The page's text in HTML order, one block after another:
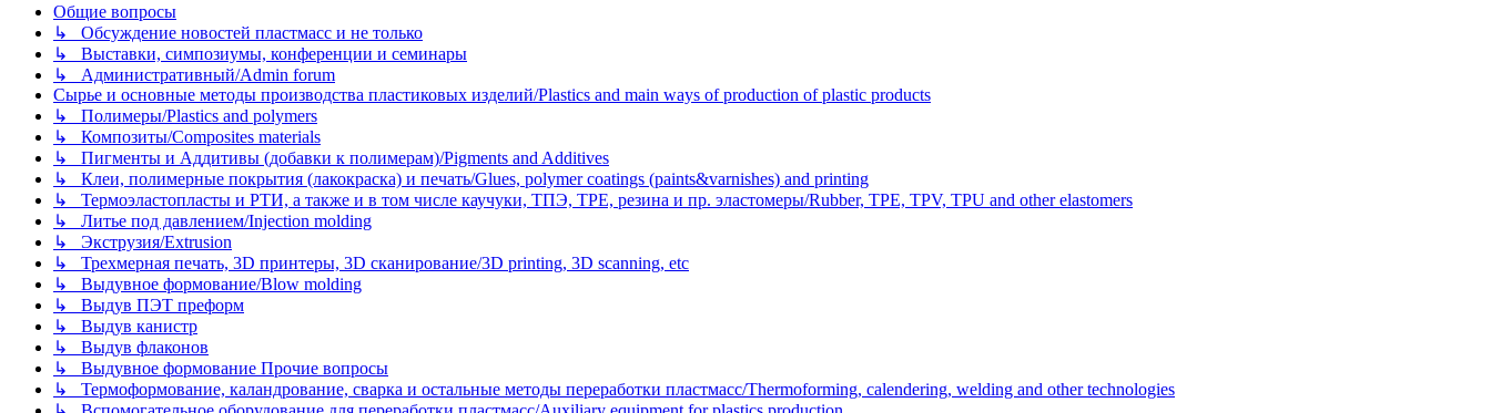
Общие вопросы
↳ Обсуждение новостей пластмасс и не только
↳ Выставки, симпозиумы, конференции и семинары
↳ Административный/Admin forum
Сырье и основные методы производства пластиковых изделий/Plastics and main ways of production of plastic products
↳ Полимеры/Plastics and polymers
↳ Композиты/Сomposites materials
↳ Пигменты и Аддитивы (добавки к полимерам)/Pigments and Additives
↳ Клеи, полимерные покрытия (лакокраска) и печать/Glues, polymer coatings (paints&varnishes) and printing
↳ Термоэластопласты и РТИ, а также и в том числе каучуки, ТПЭ, TPE, резина и пр. эластомеры/Rubber, TPE, TPV, TPU and other elastomers
↳ Литье под давлением/Injection molding
↳ Экструзия/Extrusion
↳ Трехмерная печать, 3D принтеры, 3D сканирование/3D printing, 3D scanning, etc
↳ Выдувное формование/Blow molding
↳ Выдув ПЭТ преформ
↳ Выдув канистр
↳ Выдув флаконов
↳ Выдувное формование Прочие вопросы
↳ Термоформование, каландрование, сварка и остальные методы переработки пластмасс/Thermoforming, calendering, welding and other technologies